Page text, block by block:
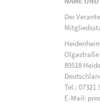
Der
Olgastraße
89518
Tel.: 07321
E-Mail: